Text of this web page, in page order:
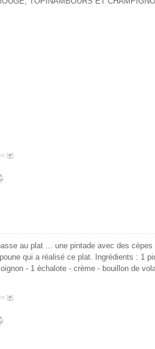
[#]
au plat ... une pintade avec des
qui a réalisé ce plat. Ingrédients : 1
- 1 échalote - crème - bouillon de
[#]